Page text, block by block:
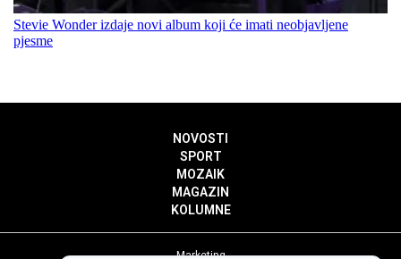
Stevie Wonder izdaje novi album koji će imati neobjavljene
pjesme
NOVOSTI
SPORT
MOZAIK
MAGAZIN
KOLUMNE
Marketing